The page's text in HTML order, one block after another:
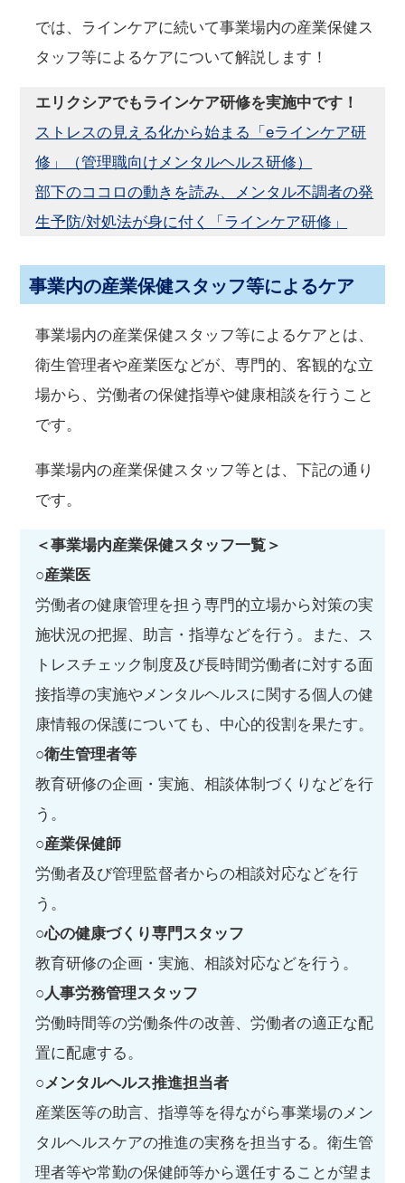
では、ラインケアに続いて事業場内の産業保健ス
タッフ等によるケアについて解説します！
エリクシアでもラインケア研修を実施中です！
ストレスの見える化から始まる「eラインケア研
修」（管理職向けメンタルヘルス研修）
部下のココロの動きを読み、メンタル不調者の発
生予防/対処法が身に付く「ラインケア研修」
事業内の産業保健スタッフ等によるケア
事業場内の産業保健スタッフ等によるケアとは、
衛生管理者や産業医などが、専門的、客観的な立
場から、労働者の保健指導や健康相談を行うこと
です。
事業場内の産業保健スタッフ等とは、下記の通り
です。
＜事業場内産業保健スタッフ一覧＞
○産業医
労働者の健康管理を担う専門的立場から対策の実
施状況の把握、助言・指導などを行う。また、ス
トレスチェック制度及び長時間労働者に対する面
接指導の実施やメンタルヘルスに関する個人の健
康情報の保護についても、中心的役割を果たす。
○衛生管理者等
教育研修の企画・実施、相談体制づくりなどを行
う。
○産業保健師
労働者及び管理監督者からの相談対応などを行
う。
○心の健康づくり専門スタッフ
教育研修の企画・実施、相談対応などを行う。
○人事労務管理スタッフ
労働時間等の労働条件の改善、労働者の適正な配
置に配慮する。
○メンタルヘルス推進担当者
産業医等の助言、指導等を得ながら事業場のメン
タルヘルスケアの推進の実務を担当する。衛生管
理者等や常勤の保健師等から選任することが望ま